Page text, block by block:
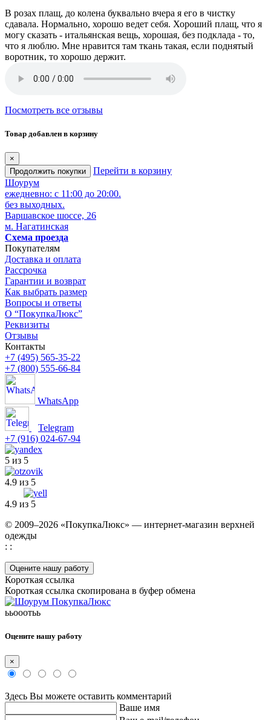
В розах плащ, до колена буквально вчера я его в чистку
сдавала. Нормально, хорошо ведет себя. Хороший плащ, что я
могу сказать - итальянская вещь, хорошая, без подклада - то,
что я люблю. Мне нравится там ткань такая, если поднятый
воротник, то хорошо держит.
Посмотреть все отзывы
Товар добавлен в корзину
×
Продолжить покупки
Перейти в корзину
Шоурум
ежедневно: с 11:00 до 20:00.
без выходных.
Варшавское шоссе, 26
м. Нагатинская
Схема проезда
Покупателям
Доставка и оплата
Рассрочка
Гарантии и возврат
Как выбрать размер
Вопросы и ответы
О “ПокупкаЛюкс”
Реквизиты
Отзывы
Контакты
+7 (495) 565-35-22
+7 (800) 555-66-84
WhatsApp
Telegram
+7 (916) 024-67-94
5 из 5
4.9 из 5
4.9 из 5
© 2009–2026 «ПокупкаЛюкс» — интернет-магазин верхней
одежды
: :
Оцените нашу работу
Короткая ссылка
Короткая ссылка скопирована в буфер обмена
ььооотьь
Оцените нашу работу
×
Здесь Вы можете оставить комментарий
Ваше имя